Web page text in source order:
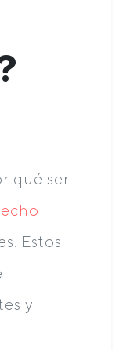
qué ser
Estos
y